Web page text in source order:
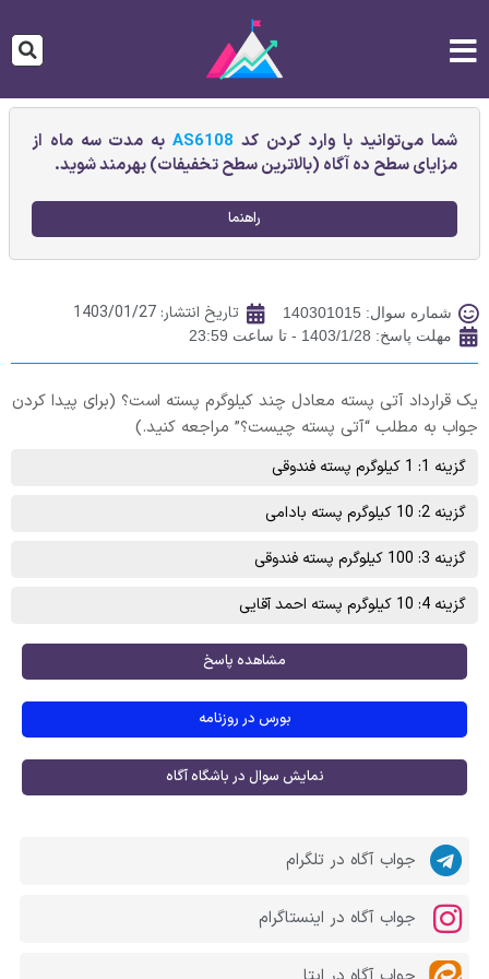
شما می‌توانید با وارد کردن کد AS6108به مدت سه ماه از
مزایای سطح ده آگاه (بالاترین سطح تخفیفات) بهرمند شوید.
راهنما
شماره سوال: 140301015 تاریخ انتشار: 1403/01/27
مهلت پاسخ: 1403/1/28 - تا ساعت 23:59
یک قرارداد آتی پسته معادل چند کیلوگرم پسته است؟ (برای پیدا کردن
جواب به مطلب “آتی پسته چیست؟” مراجعه کنید.)
گزینه 1: 1 کیلوگرم پسته فندوقی
گزینه 2: 10 کیلوگرم پسته بادامی
گزینه 3: 100 کیلوگرم پسته فندوقی
گزینه 4: 10 کیلوگرم پسته احمد آقایی
مشاهده پاسخ
بورس در روزنامه
نمایش سوال در باشگاه آگاه
جواب آگاه در تلگرام
جواب آگاه در اینستاگرام